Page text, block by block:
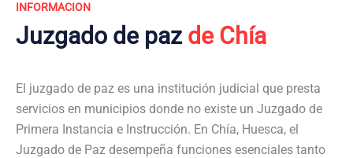
INFORMACION
Juzgado de paz de Chía
El juzgado de paz es una institución judicial que presta
servicios en municipios donde no existe un Juzgado de
Primera Instancia e Instrucción. En Chía, Huesca, el
Juzgado de Paz desempeña funciones esenciales tanto